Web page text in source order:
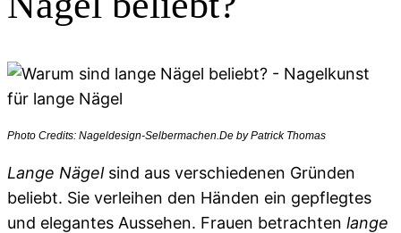
Photo Credits: Nageldesign-Selbermachen.De by Patrick Thomas
Lange Nägelsind aus verschiedenen Gründen
beliebt. Sie verleihen den Händen ein gepflegtes
und elegantes Aussehen. Frauen betrachten lange